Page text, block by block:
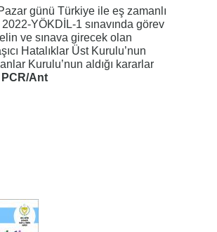
günü Türkiye ile eş zamanlı
YÖKDİL-1 sınavında görev
ve sınava girecek olan
Hatalıklar Üst Kurulu’nun
Kurulu’nun aldığı kararlar
PCR/Ant